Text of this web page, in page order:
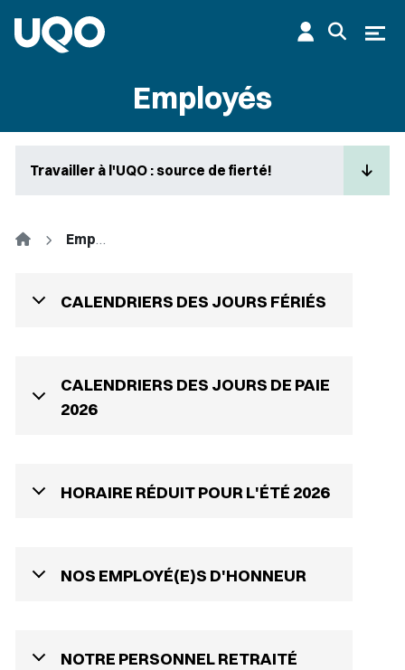
Employés
Travailler à l'UQO : source de fierté!
Accueil Employés
CALENDRIERS DES JOURS FÉRIÉS
CALENDRIERS DES JOURS DE PAIE
2026
HORAIRE RÉDUIT POUR L'ÉTÉ 2026
NOS EMPLOYÉ(E)S D'HONNEUR
NOTRE PERSONNEL RETRAITÉ